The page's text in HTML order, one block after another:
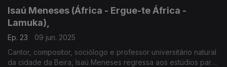
Isaú Meneses (África - Ergue-te África -
Lamuka),
Ep. 23
09 jun. 2025
Cantor, compositor, sociólogo e professor universitário natural
da cidade da Beira, Isaú Meneses regressa aos estúdios para